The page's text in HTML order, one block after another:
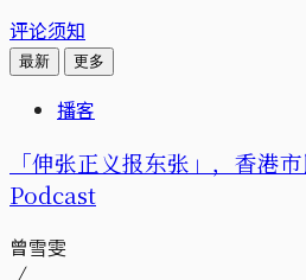
评论须知
最新 更多
播客
「伸张正义报东张」，香港
Podcast
曾雪雯